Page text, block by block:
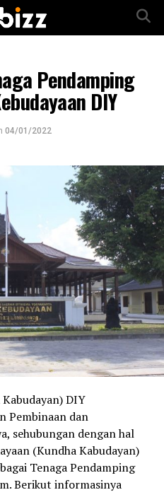
Pendamping
DIY
04/01/2022
DIY
Pembinaan dan
sehubungan dengan hal
(Kundha Kabudayan)
Tenaga Pendamping
Berikut informasinya